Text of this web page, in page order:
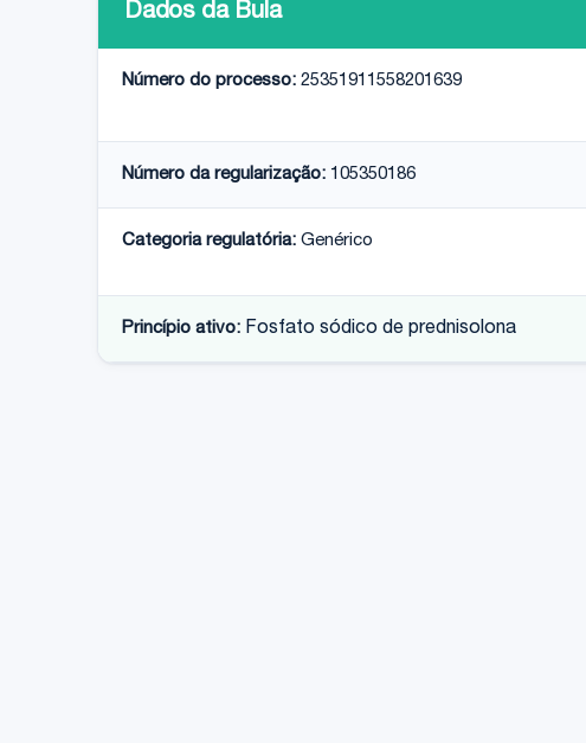
Dados da Bula
Número do processo: 25351911558201639
Número da regularização: 105350186
Categoria regulatória: Genérico
Princípio ativo: Fosfato sódico de prednisolona